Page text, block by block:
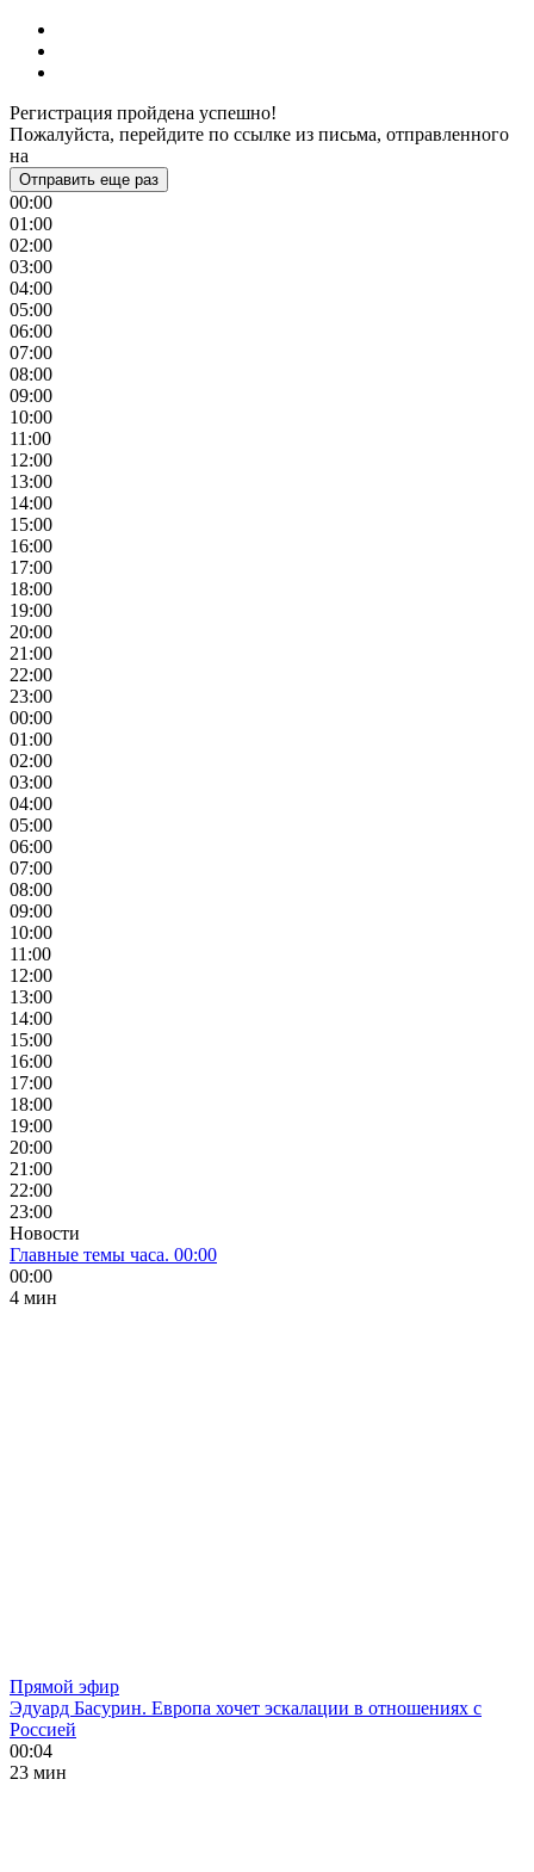
Регистрация пройдена успешно!
Пожалуйста, перейдите по ссылке из письма, отправленного
на
Отправить еще раз
00:00
01:00
02:00
03:00
04:00
05:00
06:00
07:00
08:00
09:00
10:00
11:00
12:00
13:00
14:00
15:00
16:00
17:00
18:00
19:00
20:00
21:00
22:00
23:00
00:00
01:00
02:00
03:00
04:00
05:00
06:00
07:00
08:00
09:00
10:00
11:00
12:00
13:00
14:00
15:00
16:00
17:00
18:00
19:00
20:00
21:00
22:00
23:00
Новости
Главные темы часа. 00:00
00:00
4 мин
Прямой эфир
Эдуард Басурин. Европа хочет эскалации в отношениях с
Россией
00:04
23 мин